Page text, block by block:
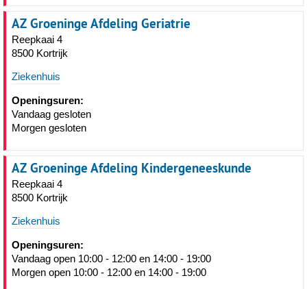
AZ Groeninge Afdeling Geriatrie
Reepkaai 4
8500 Kortrijk
Ziekenhuis
Openingsuren:
Vandaag gesloten
Morgen gesloten
AZ Groeninge Afdeling Kindergeneeskunde
Reepkaai 4
8500 Kortrijk
Ziekenhuis
Openingsuren:
Vandaag open 10:00 - 12:00 en 14:00 - 19:00
Morgen open 10:00 - 12:00 en 14:00 - 19:00